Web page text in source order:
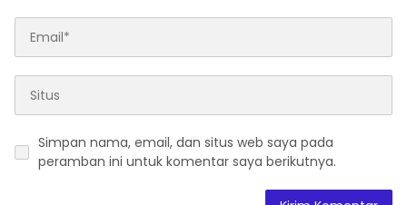
Simpan nama, email, dan situs web saya pada
peramban ini untuk komentar saya berikutnya.